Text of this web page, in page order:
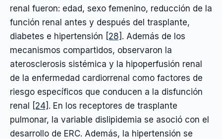
renal fueron: edad, sexo femenino, reducción de la
función renal antes y después del trasplante,
diabetes e hipertensión [28] . Además de los
mecanismos compartidos, observaron la
aterosclerosis sistémica y la hipoperfusión renal
de la enfermedad cardiorrenal como factores de
riesgo específicos que conducen a la disfunción
renal [24] . En los receptores de trasplante
pulmonar, la variable dislipidemia se asoció con el
desarrollo de ERC. Además, la hipertensión se